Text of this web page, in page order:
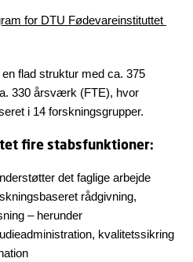
for DTU Fødevareinstituttet
flad struktur med ca. 375
330 årsværk (FTE), hvor
i 14 forskningsgrupper.
fire stabsfunktioner:
det faglige arbejde
rådgivning,
– herunder
kvalitetssikring